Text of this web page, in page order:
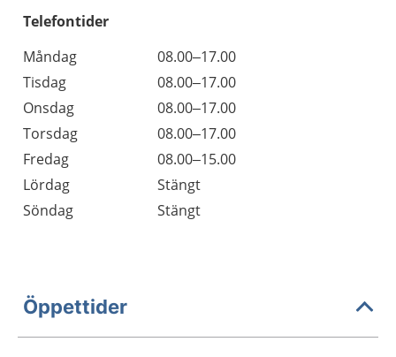
Telefontider
Måndag
08.00–17.00
Tisdag
08.00–17.00
Onsdag
08.00–17.00
Torsdag
08.00–17.00
Fredag
08.00–15.00
Lördag
Stängt
Söndag
Stängt
Öppettider